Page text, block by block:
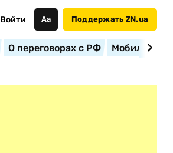
Войти Аа Поддержать ZN.ua
О переговорах с РФ